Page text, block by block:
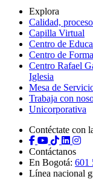
Explora
Calidad,
Capilla Virtual
Centro de
Centro de
Centro Rafael
Iglesia
Mesa de
Trabaja con
Unicorporativa
Contéctate con
Contáctanos
En Bogotá: 601
Línea nacional